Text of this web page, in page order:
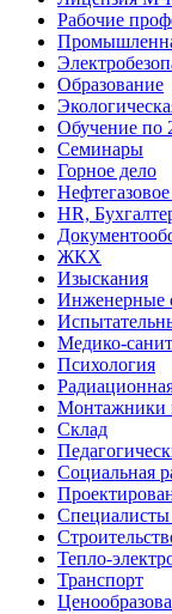
Рабочие
Образование
Обучение по
Семинары
Горное дело
HR,
ЖКХ
Изыскания
Инженерные
Медико-
Психология
Монтажники
Склад
Социальная
Специалисты
Тепло-
Транспорт